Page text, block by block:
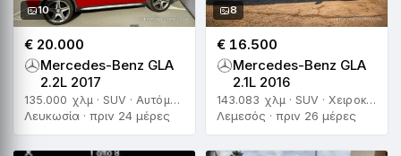
10
€ 20.000
Mercedes-Benz GLA
2.2L 2017
135.000 χλμ · SUV · Αυτόματο
Λευκωσία · πριν 24 μέρες
8
€ 16.500
Mercedes-Benz GLA
2.1L 2016
143.083 χλμ · SUV · Χειροκίνητο
Λεμεσός · πριν 26 μέρες